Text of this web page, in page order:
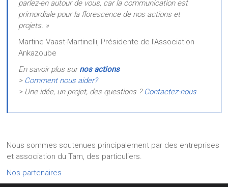
parlez-en autour de vous, car la communication est
primordiale pour la florescence de nos actions et
projets. »
Martine Vaast-Martinelli, Présidente de l’Association
Ankazoube
En savoir plus surnos actions
> Comment nous aider?
> Une idée, un projet, des questions ? Contactez-nous
Nous sommes soutenues principalement par des entreprises
et association du Tarn, des particuliers.
Nos partenaires